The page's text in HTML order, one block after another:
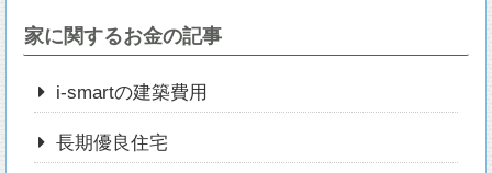
家に関するお金の記事
i-smartの建築費用
長期優良住宅